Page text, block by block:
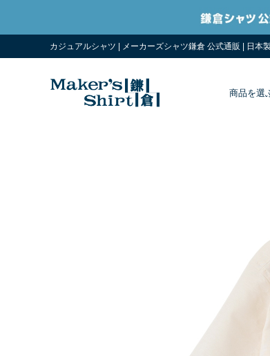
カジュアルシャツ | メーカーズシャツ鎌倉 公式通販 | 日本
商品を選